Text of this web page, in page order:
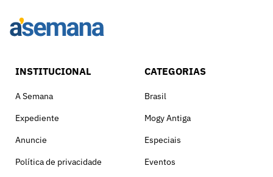
INSTITUCIONAL
A Semana
Expediente
Anuncie
Política de privacidade
CATEGORIAS
Brasil
Mogy Antiga
Especiais
Eventos